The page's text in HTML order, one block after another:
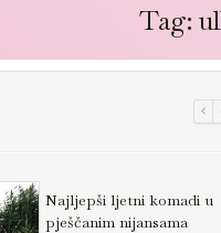
Tag:
Najljepši ljetni komadi u
pješčanim nijansama